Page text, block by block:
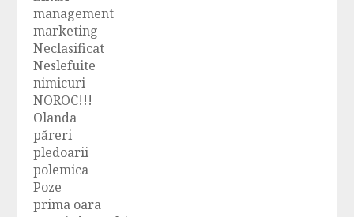
management
marketing
Neclasificat
Neslefuite
nimicuri
NOROC!!!
Olanda
păreri
pledoarii
polemica
Poze
prima oara